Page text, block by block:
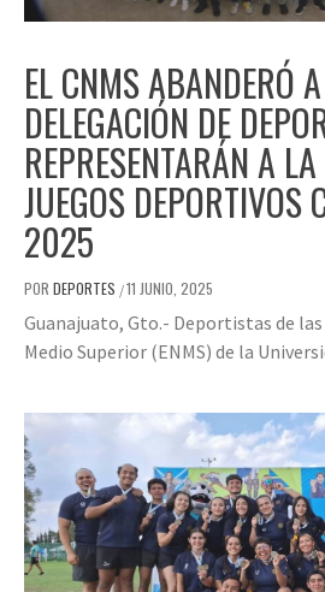
EL CNMS ABANDERÓ
DELEGACIÓN DE
REPRESENTARÁN A
JUEGOS DEPORTIVOS
2025
POR DEPORTES /11 JUNIO, 2025
Guanajuato, Gto.- Deportistas de
Medio Superior (ENMS) de la